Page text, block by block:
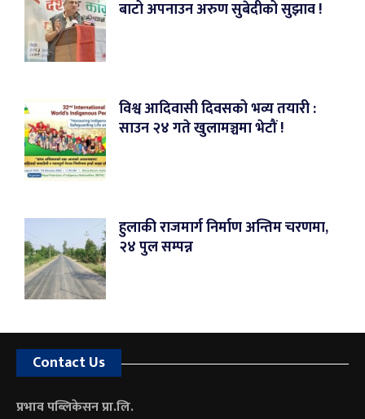
बाटो अपनाउन अरुण सुबेदीको सुझाव !
विश्व आदिवासी दिवसको भव्य तयारी :
साउन २४ गते खुलामञ्चमा भेटौं !
हुलाकी राजमार्ग निर्माण अन्तिम चरणमा,
२४ पुल सम्पन्न
Contact Us
प्रभाव पब्लिकेसन प्रा.लि.